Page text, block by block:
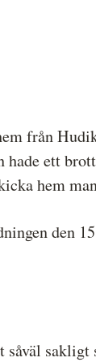
från
hade ett
hem
den
såväl sakligt